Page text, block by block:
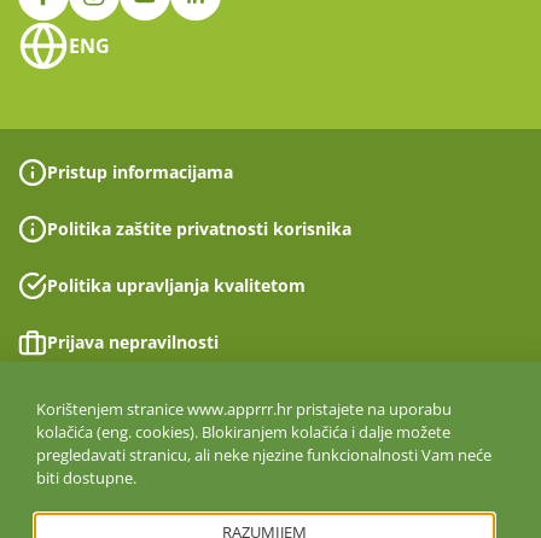
ENG
Pristup informacijama
Politika zaštite privatnosti korisnika
Politika upravljanja kvalitetom
Prijava nepravilnosti
Izjava o pristupačnosti
Politika informacijske sigurnosti
ISO 27001:2022
Korištenjem stranice www.apprrr.hr pristajete na uporabu
kolačića (eng. cookies). Blokiranjem kolačića i dalje možete
pregledavati stranicu, ali neke njezine funkcionalnosti Vam neće
biti dostupne.
RAZUMIJEM